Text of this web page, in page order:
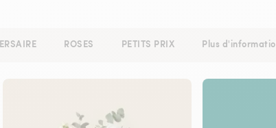
ROSES PETITS PRIX Plus